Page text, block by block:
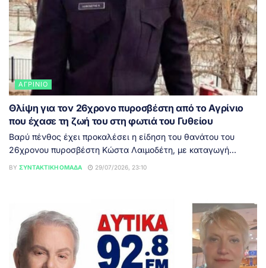
ΑΓΡΊΝΙΟ
Θλίψη για τον 26χρονο πυροσβέστη από το Αγρίνιο
που έχασε τη ζωή του στη φωτιά του Γυθείου
Βαρύ πένθος έχει προκαλέσει η είδηση του θανάτου του
26χρονου πυροσβέστη Κώστα Λαιμοδέτη, με καταγωγή...
BY ΣΥΝΤΑΚΤΙΚΉ ΟΜΆΔΑ 29/07/2026, 23:10